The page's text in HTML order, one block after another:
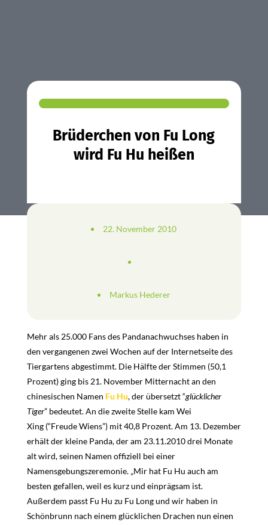
Brüderchen von Fu Long
wird Fu Hu heißen
22. November 2010
Markus Hederer
Mehr als 25.000 Fans des Pandanachwuchses haben in
den vergangenen zwei Wochen auf der Internetseite des
Tiergartens abgestimmt. Die Hälfte der Stimmen (50,1
Prozent) ging bis 21. November Mitternacht an den
chinesischen Namen Fu Hu, der übersetzt “glücklicher
Tiger” bedeutet. An die zweite Stelle kam Wei
Xing (“Freude Wiens”) mit 40,8 Prozent. Am 13. Dezember
erhält der kleine Panda, der am 23.11.2010 drei Monate
alt wird, seinen Namen offiziell bei einer
Namensgebungszeremonie. „Mir hat Fu Hu auch am
besten gefallen, weil es kurz und einprägsam ist.
Außerdem passt Fu Hu zu Fu Long und wir haben in
Schönbrunn nach einem glücklichen Drachen nun einen